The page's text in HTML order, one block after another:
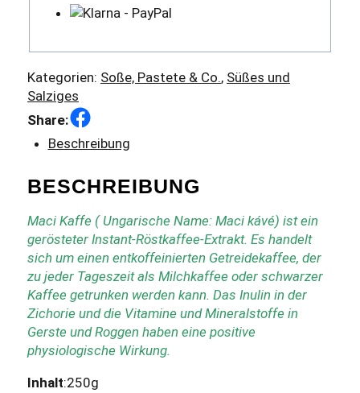
Kategorien: Soße, Pastete & Co., Süßes und
Salziges
Share:
Beschreibung
BESCHREIBUNG
Maci Kaffe ( Ungarische Name: Maci kávé) ist ein
gerösteter Instant-Röstkaffee-Extrakt. Es handelt
sich um einen entkoffeinierten Getreidekaffee, der
zu jeder Tageszeit als Milchkaffee oder schwarzer
Kaffee getrunken werden kann. Das Inulin in der
Zichorie und die Vitamine und Mineralstoffe in
Gerste und Roggen haben eine positive
physiologische Wirkung.
Inhalt:250g